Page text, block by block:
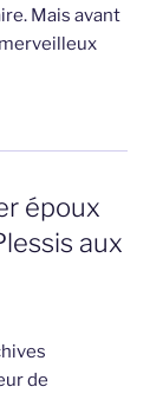
Mais avant
époux
aux
de